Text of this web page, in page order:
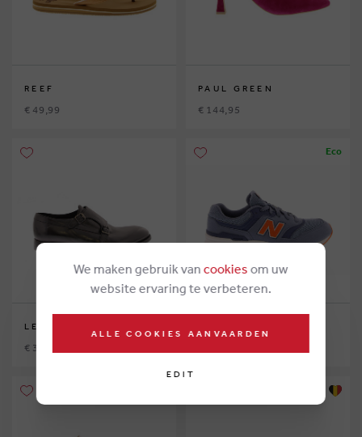
REEF
€ 49,99
PAUL GREEN
€ 144,95
LEMARGO
€ 375,00
Eco
We maken gebruik van cookies om uw
website ervaring te verbeteren.
ALLE COOKIES AANVAARDEN
EDIT